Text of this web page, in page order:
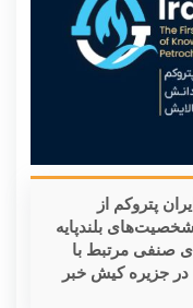
پتروکم از
بلندپایه
صنفی مرتبط با
۲۴ تا ۲۶ بهمن‌ماه در جزیره کیش خبر